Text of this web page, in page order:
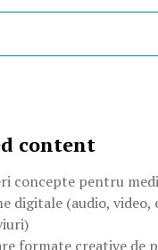
content
concepte pentru
digitale (audio, video,
formate creative de